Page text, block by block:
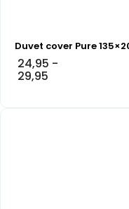
Duvet cover Pure
24,95 -
29,95